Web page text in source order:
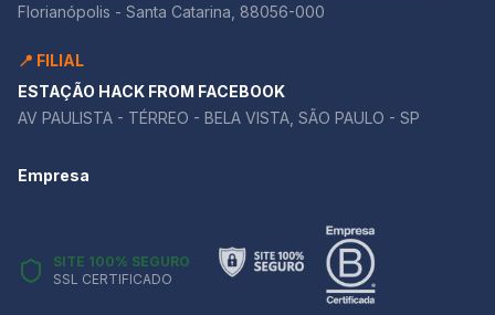
Florianópolis - Santa Catarina, 88056-000
📍 FILIAL
ESTAÇÃO HACK FROM FACEBOOK
AV PAULISTA - TÉRREO - BELA VISTA, SÃO PAULO - SP
Empresa
SITE 100% SEGURO
SSL CERTIFICADO